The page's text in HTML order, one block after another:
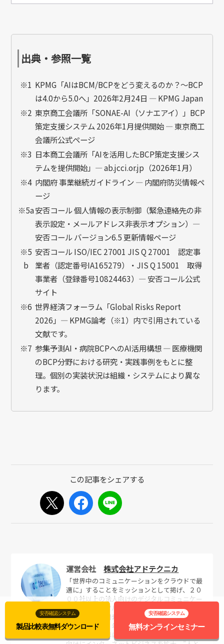
安否確認システム
製品比較表無料ダウンロード
安否確認システム
無料オンラインセミナー
出典・参照一覧
※1 KPMG「AIはBCM/BCPをどう変えるのか？～BCP
は4.0から5.0へ」2026年2月24日 — KPMG Japan
※2 東京商工会議所「SONAE-AI（ソナエアイ）」BCP
策定支援システム 2026年1月提供開始 — 東京商工
会議所公式ページ
※3 日本商工会議所「AIを活用したBCP策定支援シス
テムを提供開始」— ab.jcci.or.jp（2026年1月）
※4 内閣府 事業継続ガイドライン — 内閣府防災情報ペ
ージ
※5a安否コール 個人情報の表示制御（緊急連絡先の非
表示設定・メールアドレス非表示オプション）—
安否コール バージョン6.5 更新情報ページ
※5
b
安否コール ISO/IEC 27001 JIS Q 27001 認定事
業者（認定番号IA165279）・JIS Q 15001 取得
事業者（登録番号10824463）— 安否コール公式
サイト
※6 世界経済フォーラム「Global Risks Report
2026」— KPMG論考（※1）内で引用されている
文献です。
※7 参集予測AI・病院BCPへのAI活用構想 — 医療機関
のBCP分野における研究・実践事例をもとに整
理。個別の実装状況は組織・システムにより異な
ります。
運営会社株式会社アドテクニカ
「世界中のコミュニケーションをクラウドで最
適に」することをミッションとして掲げ、２０
００社以上の法人向けのデジタルコミュニケー
ションとデジタルマーケティング領域のクラウ
ドサービスの開発提供を行う防災先進県静岡の
企業。１９７７年創業後、インターネット黎明
期の１９９８年にドメイン取得し中堅大手企業